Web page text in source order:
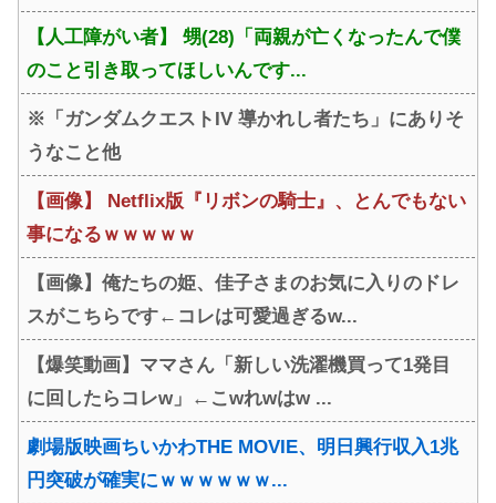
【人工障がい者】 甥(28)「両親が亡くなったんで僕
のこと引き取ってほしいんです...
※「ガンダムクエストIV 導かれし者たち」にありそ
うなこと他
【画像】 Netflix版『リボンの騎士』、とんでもない
事になるｗｗｗｗｗ
【画像】俺たちの姫、佳子さまのお気に入りのドレ
スがこちらです←コレは可愛過ぎるw...
【爆笑動画】ママさん「新しい洗濯機買って1発目
に回したらコレw」←こwれwはw ...
劇場版映画ちいかわTHE MOVIE、明日興行収入1兆
円突破が確実にｗｗｗｗｗｗ...